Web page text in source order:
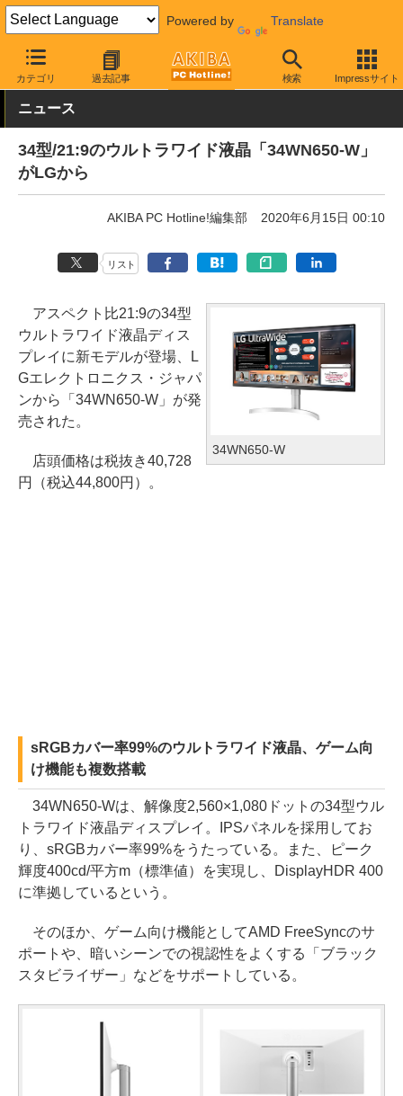
Powered by Translate
カテゴリ 過去記事 検索 Impressサイト
AKIBA PC Hotline! PC周辺機器 液晶ディスプレイ・モニター
ニュース
34型/21:9のウルトラワイド液晶「34WN650-W」
がLGから
AKIBA PC Hotline!編集部 2020年6月15日 00:10
リスト
34WN650-W
アスペクト比21:9の34型
ウルトラワイド液晶ディス
プレイに新モデルが登場、L
Gエレクトロニクス・ジャパ
ンから「34WN650-W」が発
売された。
店頭価格は税抜き40,728
円（税込44,800円）。
sRGBカバー率99%のウルトラワイド液晶、ゲーム向
け機能も複数搭載
34WN650-Wは、解像度2,560×1,080ドットの34型ウル
トラワイド液晶ディスプレイ。IPSパネルを採用してお
り、sRGBカバー率99%をうたっている。また、ピーク
輝度400cd/平方m（標準値）を実現し、DisplayHDR 400
に準拠しているという。
そのほか、ゲーム向け機能としてAMD FreeSyncのサ
ポートや、暗いシーンでの視認性をよくする「ブラック
スタビライザー」などをサポートしている。